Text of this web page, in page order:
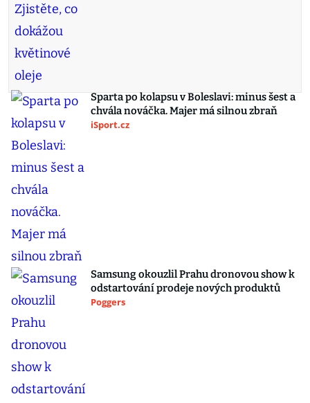
Sparta po kolapsu v Boleslavi: minus šest a
chvála nováčka. Majer má silnou zbraň
iSport.cz
Samsung okouzlil Prahu dronovou show k
odstartování prodeje nových produktů
Poggers